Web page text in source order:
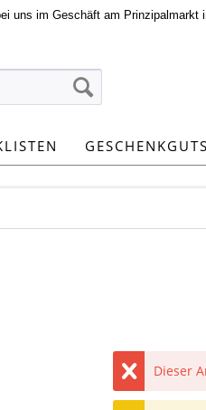
uns im Geschäft am Prinzipalmarkt
Dieser